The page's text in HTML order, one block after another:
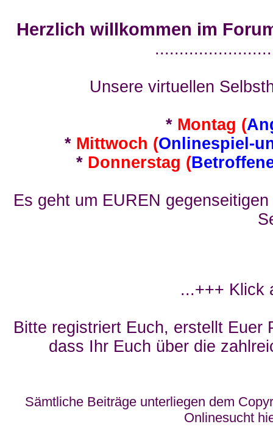
Herzlich willkommen im
Unsere virtuellen
* Montag (
* Mittwoch (Onlinespiel-
* Donnerstag (
Es geht um EUREN
...+++ Klick
Bitte registriert Euch, erstellt Euer
dass Ihr Euch über die
Sämtliche Beiträge unterliegen dem
Onlinesucht